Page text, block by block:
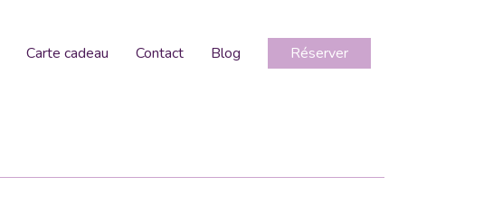
Carte cadeau Contact Blog Réserver